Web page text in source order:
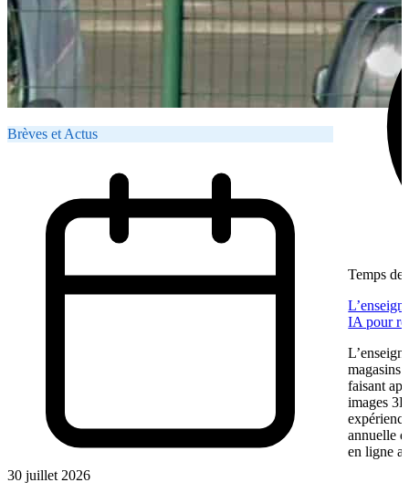
Brèves et Actus
30 juillet 2026
Temps de
IA pour
magasins
faisant
images
annuelle
en ligne